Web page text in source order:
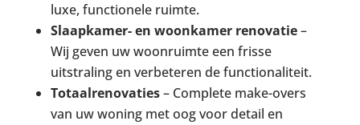
luxe, functionele ruimte.
Slaapkamer- en woonkamer renovatie–
Wij geven uw woonruimte een frisse
uitstraling en verbeteren de functionaliteit.
Totaalrenovaties– Complete make-overs
van uw woning met oog voor detail en